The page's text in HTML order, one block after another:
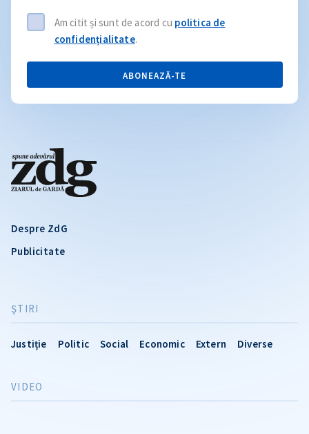
Despre ZdG
Publicitate
ŞTIRI
Justiție Politic Social Economic Extern Diverse
VIDEO
Am citit și sunt de acord cu politica de
confidențialitate.
ABONEAZĂ-TE